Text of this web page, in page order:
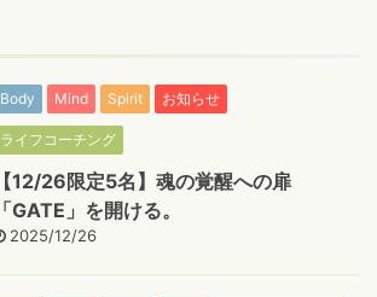
Body Mind Spirit お知らせ
ライフコーチング
【12/26限定5名】魂の覚醒への扉
「GATE」を開ける。
2025/12/26